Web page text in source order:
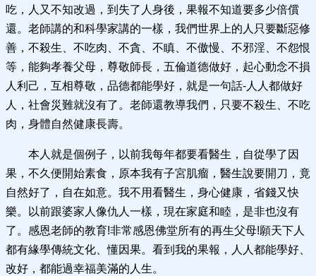
吃，人又不知改過，到失了人身後，果報不知道要多少倍償
還。老師講的和科學家講的一樣，我們世界上的人只要斷惡修
善，不殺生、不吃肉、不貪、不瞋、不傲慢、不邪淫、不怨恨
等，能夠孝養父母，尊敬師長，五倫道德做好，起心動念不損
人利己，互相尊敬，品德都能學好，就是一句話-人人都做好
人，社會災難就沒有了。老師還教導我們，只要不殺生、不吃
肉，身體自然健康長壽。
本人就是個例子，以前我每年都要看醫生，自從學了因
果，不久便開始素食，原本我有子宮肌瘤，醫生說要開刀，竟
自然好了，自在如意。我不用看醫生，身心健康，省錢又快
樂。以前跟婆家人像仇人一樣，現在家庭和睦，是非也沒有
了。感恩老師的教育!非常感恩佛堂所有的再生父母!願天下人
都有緣學傳統文化、懂因果。看到我的果報，人人都能學好、
改好，都能過幸福美滿的人生。